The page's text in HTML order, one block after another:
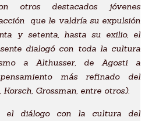
otros destacados jóvenes
que le valdría su expulsión
y setenta, hasta su exilio, el
dialogó con toda la cultura
a Althusser, de Agosti a
más refinado del
Grossman, entre otros).
el diálogo con la cultura del